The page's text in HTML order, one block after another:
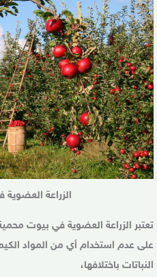
الزراعة
تعتبر الزراعة العضوية في بيوت
على عدم استخدام أي من المواد
النباتات باختلافها،